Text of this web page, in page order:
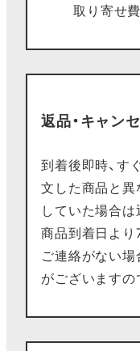
取り寄せ
返品・キャン
到着後即時、す
文した商品と異
していた場合は
商品到着日より
ご連絡がない場
がございますの